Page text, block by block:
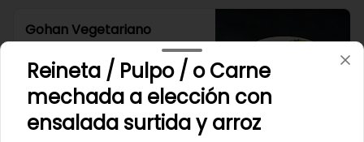
Gohan Vegetariano
Gohan en base de arroz sushi,
cubierto en queso crema y palta en
cubos con cebollin adornado con
una frutilla.
$6.500
Reineta / Pulpo / o Carne
mechada a elección con
ensalada surtida y arroz